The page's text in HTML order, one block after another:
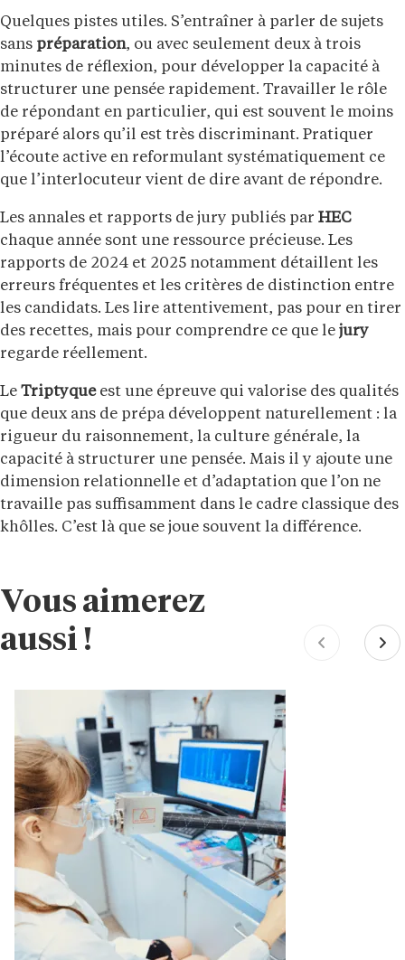
Quelques pistes utiles. S’entraîner à parler de sujets
sans préparation, ou avec seulement deux à trois
minutes de réflexion, pour développer la capacité à
structurer une pensée rapidement. Travailler le rôle
de répondant en particulier, qui est souvent le moins
préparé alors qu’il est très discriminant. Pratiquer
l’écoute active en reformulant systématiquement ce
que l’interlocuteur vient de dire avant de répondre.
Les annales et rapports de jury publiés par HEC
chaque année sont une ressource précieuse. Les
rapports de 2024 et 2025 notamment détaillent les
erreurs fréquentes et les critères de distinction entre
les candidats. Les lire attentivement, pas pour en tirer
des recettes, mais pour comprendre ce que le jury
regarde réellement.
Le Triptyqueest une épreuve qui valorise des qualités
que deux ans de prépa développent naturellement : la
rigueur du raisonnement, la culture générale, la
capacité à structurer une pensée. Mais il y ajoute une
dimension relationnelle et d’adaptation que l’on ne
travaille pas suffisamment dans le cadre classique des
khôlles. C’est là que se joue souvent la différence.
Vous aimerez
aussi !